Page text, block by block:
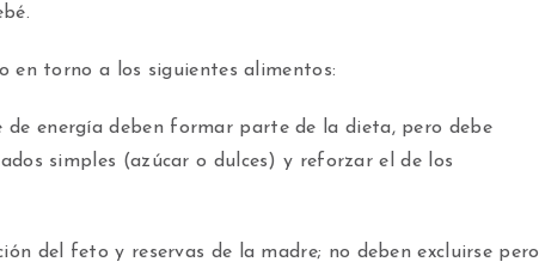
en torno a los siguientes alimentos:
de energía deben formar parte de la dieta, pero debe
simples (azúcar o dulces) y reforzar el de los
del feto y reservas de la madre; no deben excluirse pero